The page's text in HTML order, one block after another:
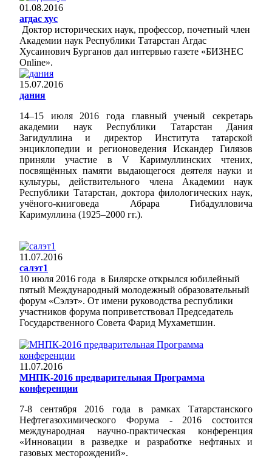
01.08.2016
агдас хус
Доктор исторических наук, профессор, почетный член
Академии наук Республики Татарстан Агдас
Хусаинович Бурганов дал интервью газете «БИЗНЕС
Online».
15.07.2016
дания
14–15 июля 2016 года главный ученый секретарь
академии наук Республики Татарстан Дания
Загидуллина и директор Института татарской
энциклопедии и регионоведения Искандер Гилязов
приняли участие в V Каримуллинских чтених,
посвящённых памяти выдающегося деятеля науки и
культуры, действительного члена Академии наук
Республики Татарстан, доктора филологических наук,
учёного-книговеда Абрара Гибадулловича
Каримуллина (1925–2000 гг.).
11.07.2016
салэт1
10 июля 2016 года в Билярске открылся юбилейный
пятый Международный молодежный образовательный
форум «Сэлэт». От имени руководства республики
участников форума поприветствовал Председатель
Государственного Совета Фарид Мухаметшин.
11.07.2016
МНПК-2016 предварительная Программа
конференции
7-8 сентября 2016 года в рамках Татарстанского
Нефтегазохимического Форума - 2016 состоится
международная научно-практическая конференция
«Инновации в разведке и разработке нефтяных и
газовых месторождений».